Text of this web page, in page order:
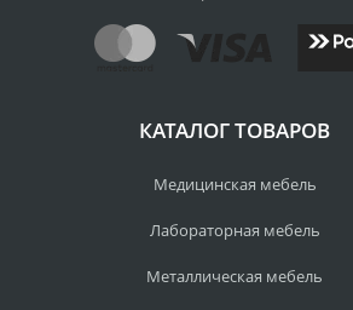
КАТАЛОГ ТОВАРОВ
Медицинская мебель
Лабораторная мебель
Металлическая мебель